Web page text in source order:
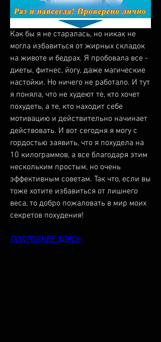
Как бы я не старалась, но никак не
могла избавиться от жирных складок
на животе и бедрах. Я пробовала все -
диеты, фитнес, йогу, даже магические
настойки. Но ничего не работало. И тут
я поняла, что не худеют те, кто хочет
похудеть, а те, кто находит себе
мотивацию и действительно начинает
действовать. И вот сегодня я могу с
гордостью заявить, что я похудела на
10 килограммов, а все благодаря этим
нескольким простым, но очень
эффективным советам. Так что, если вы
тоже хотите избавиться от лишнего
веса, то добро пожаловать в мир моих
секретов похудения!
ПОДРОБНЕЕ ЗДЕСЬ